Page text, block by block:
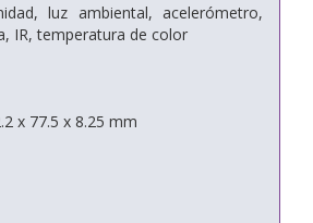
luz ambiental, acelerómetro,
IR, temperatura de color
x 77.5 x 8.25 mm